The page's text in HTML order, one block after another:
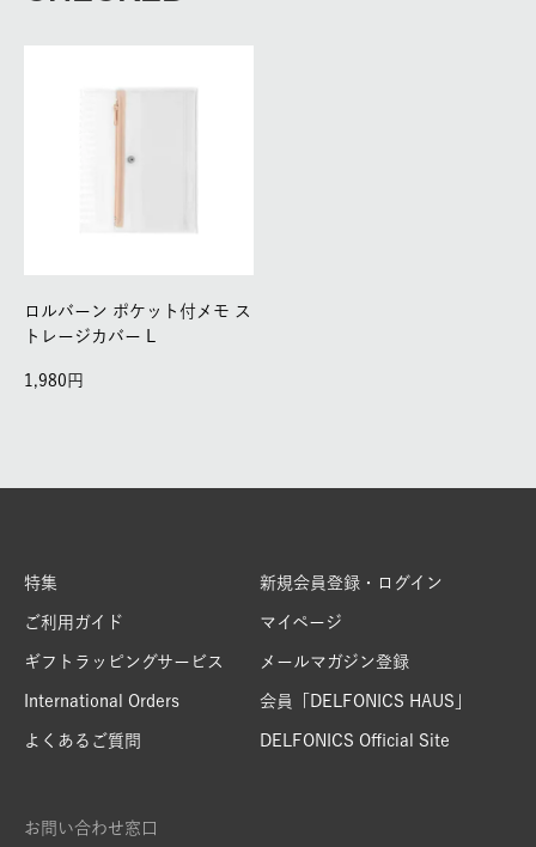
ロルバーン ポケット付メモ ス
トレージカバー L
1,980
特集
ご利用ガイド
ギフトラッピングサービス
International Orders
よくあるご質問
新規会員登録・ログイン
マイページ
メールマガジン登録
会員「DELFONICS HAUS」
DELFONICS Official Site
お問い合わせ窓口